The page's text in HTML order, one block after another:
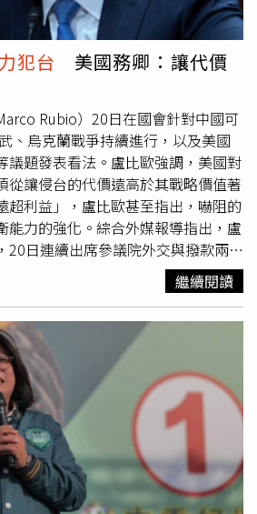
犯台 美國務卿：讓代價
Rubio）20日在國會針對中國可
、烏克蘭戰爭持續進行，以及美國
議題發表看法。盧比歐強調，美國對
從讓侵台的代價遠高於其戰略價值著
超利益」，盧比歐甚至指出，嚇阻的
能力的強化。綜合外媒報導指出，盧
20日連續出席參議院外交與撥款兩場
議員柯寧（John Cornyn）所提出的
令軍方在2027年前具備武統台灣能
表示「讓中國對台動武所付出的代價
有效嚇阻力的關鍵。除了台灣本身
整個印太地區也需共同建構防禦體
在土耳其參加北大西洋公約組織
多數成員國已經表達對印太局勢的
發生衝突，將對歐洲大陸帶來嚴重衝
間對印太風險的認知正在提升，美國
量因應中國挑戰。在討論美國外交資
，美國資源有限，當中東或歐洲爆發
繼續閱讀